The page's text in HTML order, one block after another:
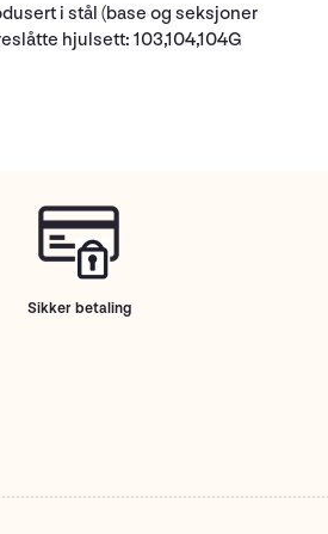
i stål (base og seksjoner
hjulsett: 103,104,104G
Sikker betaling